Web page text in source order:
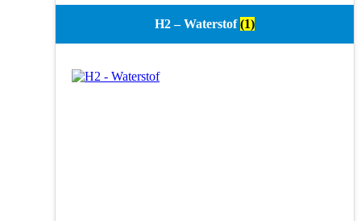
H2 – Waterstof(1)